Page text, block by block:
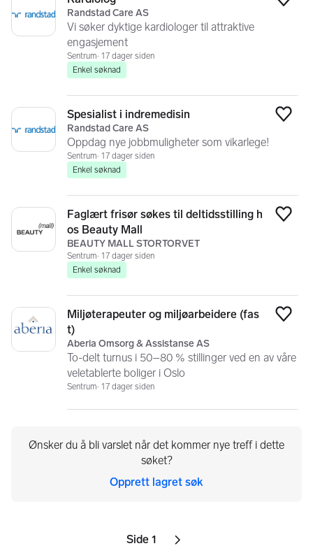
Randstad Care AS
Vi søker dyktige kardiologer til attraktive
engasjement
Sentrum 17 dager siden
Enkel søknad
Spesialist i indremedisin
Randstad Care AS
Oppdag nye jobbmuligheter som vikarlege!
Sentrum 17 dager siden
Enkel søknad
Faglært frisør søkes til deltidsstilling h
os Beauty Mall
BEAUTY MALL STORTORVET
Sentrum 17 dager siden
Enkel søknad
Miljøterapeuter og miljøarbeidere (fas
t)
Aberia Omsorg & Assistanse AS
To-delt turnus i 50–80 % stillinger ved en av våre
veletablerte boliger i Oslo
Sentrum 17 dager siden
Ønsker du å bli varslet når det kommer nye treff i dette
søket?
Opprett lagret søk
Side 1 Neste side
ikon